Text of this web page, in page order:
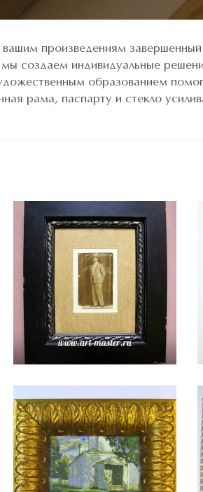
произведениям
создаем индивидуальные
образованием
рама, паспарту и стекло